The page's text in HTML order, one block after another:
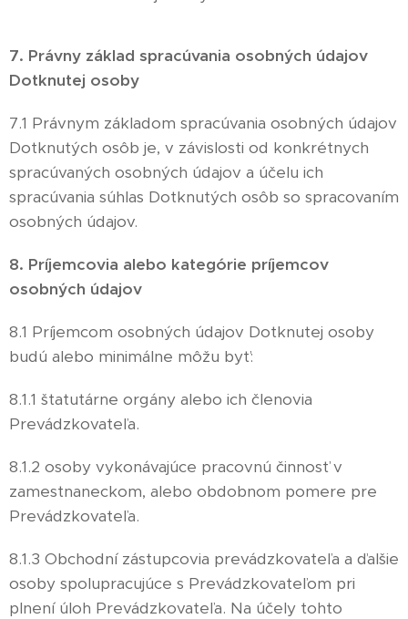
7. Právny základ spracúvania osobných údajov
Dotknutej osoby
​7.1 Právnym základom spracúvania osobných údajov
Dotknutých osôb je, v závislosti od konkrétnych
spracúvaných osobných údajov a účelu ich
spracúvania súhlas Dotknutých osôb so spracovaním
osobných údajov.
8. Príjemcovia alebo kategórie príjemcov
osobných údajov
8.1 Príjemcom osobných údajov Dotknutej osoby
budú alebo minimálne môžu byť:
8.1.1 štatutárne orgány alebo ich členovia
Prevádzkovateľa.
8.1.2 osoby vykonávajúce pracovnú činnosť v
zamestnaneckom, alebo obdobnom pomere pre
Prevádzkovateľa.
8.1.3 Obchodní zástupcovia prevádzkovateľa a ďalšie
osoby spolupracujúce s Prevádzkovateľom pri
plnení úloh Prevádzkovateľa. Na účely tohto